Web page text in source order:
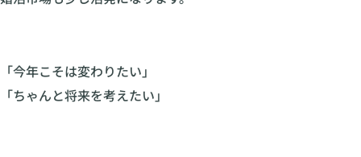
「今年こそは変わりたい」
「ちゃんと将来を考えたい」